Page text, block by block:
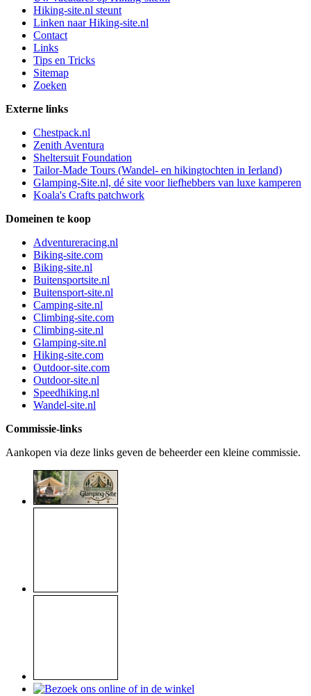
Hiking-site.nl steunt
Linken naar Hiking-site.nl
Contact
Links
Tips en Tricks
Sitemap
Zoeken
Externe links
Chestpack.nl
Zenith Aventura
Sheltersuit Foundation
Tailor-Made Tours (Wandel- en hikingtochten in Ierland)
Glamping-Site.nl, dé site voor liefhebbers van luxe kamperen
Koala's Crafts patchwork
Domeinen te koop
Adventureracing.nl
Biking-site.com
Biking-site.nl
Buitensportsite.nl
Buitensport-site.nl
Camping-site.nl
Climbing-site.com
Climbing-site.nl
Glamping-site.nl
Hiking-site.com
Outdoor-site.com
Outdoor-site.nl
Speedhiking.nl
Wandel-site.nl
Commissie-links
Aankopen via deze links geven de beheerder een kleine commissie.